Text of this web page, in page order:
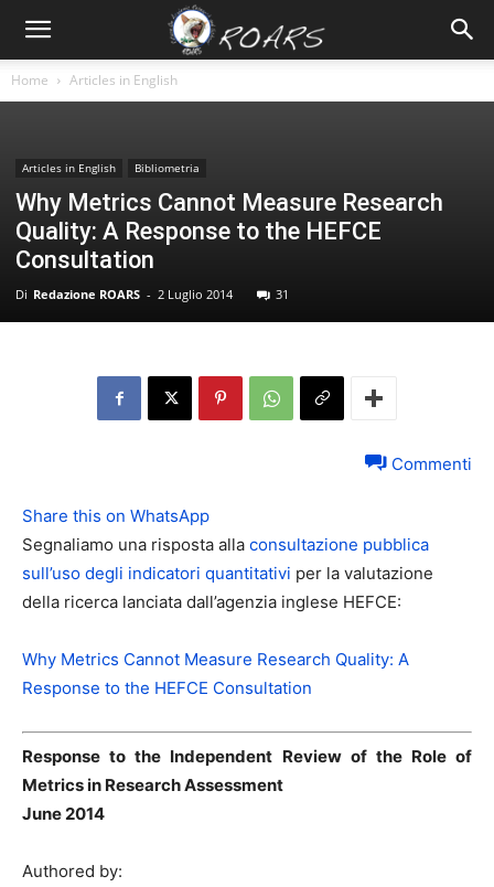
Home Articles in English
Articles in English Bibliometria
Why Metrics Cannot Measure Research
Quality: A Response to the HEFCE
Consultation
Di Redazione ROARS - 2 Luglio 2014 31
Commenti
Share this on WhatsApp
Segnaliamo una risposta alla consultazione pubblica
sull’uso degli indicatori quantitativi per la valutazione
della ricerca lanciata dall’agenzia inglese HEFCE:
Why Metrics Cannot Measure Research Quality: A
Response to the HEFCE Consultation
Response to the Independent Review of the Role of
Metrics in Research Assessment
June 2014
Authored by: